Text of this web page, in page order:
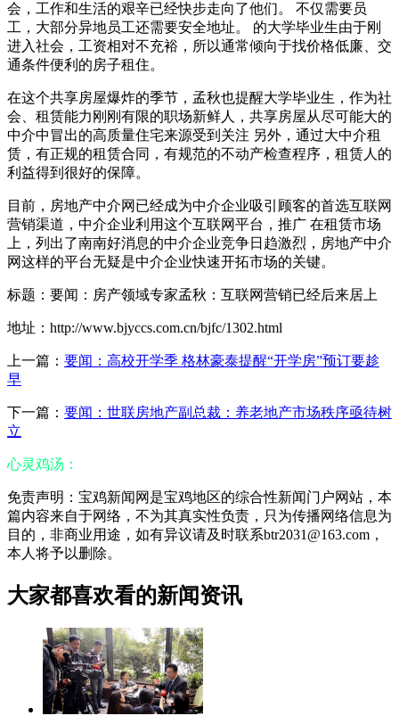
会，工作和生活的艰辛已经快步走向了他们。 不仅需要员
工，大部分异地员工还需要安全地址。 的大学毕业生由于刚
进入社会，工资相对不充裕，所以通常倾向于找价格低廉、交
通条件便利的房子租住。
在这个共享房屋爆炸的季节，孟秋也提醒大学毕业生，作为社
会、租赁能力刚刚有限的职场新鲜人，共享房屋从尽可能大的
中介中冒出的高质量住宅来源受到关注 另外，通过大中介租
赁，有正规的租赁合同，有规范的不动产检查程序，租赁人的
利益得到很好的保障。
目前，房地产中介网已经成为中介企业吸引顾客的首选互联网
营销渠道，中介企业利用这个互联网平台，推广 在租赁市场
上，列出了南南好消息的中介企业竞争日趋激烈，房地产中介
网这样的平台无疑是中介企业快速开拓市场的关键。
标题：要闻：房产领域专家孟秋：互联网营销已经后来居上
地址：http://www.bjyccs.com.cn/bjfc/1302.html
上一篇： 要闻：高校开学季 格林豪泰提醒“开学房”预订要趁
早
下一篇： 要闻：世联房地产副总裁：养老地产市场秩序亟待树
立
心灵鸡汤：
免责声明：宝鸡新闻网是宝鸡地区的综合性新闻门户网站，本
篇内容来自于网络，不为其真实性负责，只为传播网络信息为
目的，非商业用途，如有异议请及时联系btr2031@163.com，
本人将予以删除。
大家都喜欢看的新闻资讯